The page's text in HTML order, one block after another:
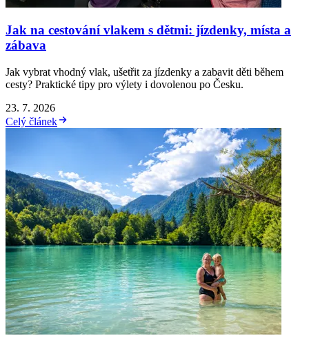
Jak na cestování vlakem s dětmi: jízdenky, místa a
zábava
Jak vybrat vhodný vlak, ušetřit za jízdenky a zabavit děti během
cesty? Praktické tipy pro výlety i dovolenou po Česku.
23. 7. 2026
Celý článek